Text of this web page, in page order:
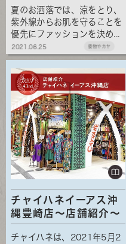
夏のお洒落では、涼をとり、
紫外線からお肌を守ることを
優先にファッションを決め...
2021.06.25 倭物やカヤ
チャイハネイーアス沖
縄豊崎店～店舗紹介～
チャイハネは、2021年5月2